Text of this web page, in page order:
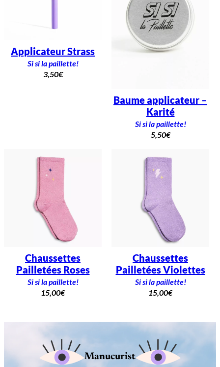
Applicateur Strass
Si si la paillette!
3,50€
Baume applicateur –
Karité
Si si la paillette!
5,50€
Chaussettes
Pailletées Roses
Si si la paillette!
15,00€
Chaussettes
Pailletées Violettes
Si si la paillette!
15,00€
Manucurist